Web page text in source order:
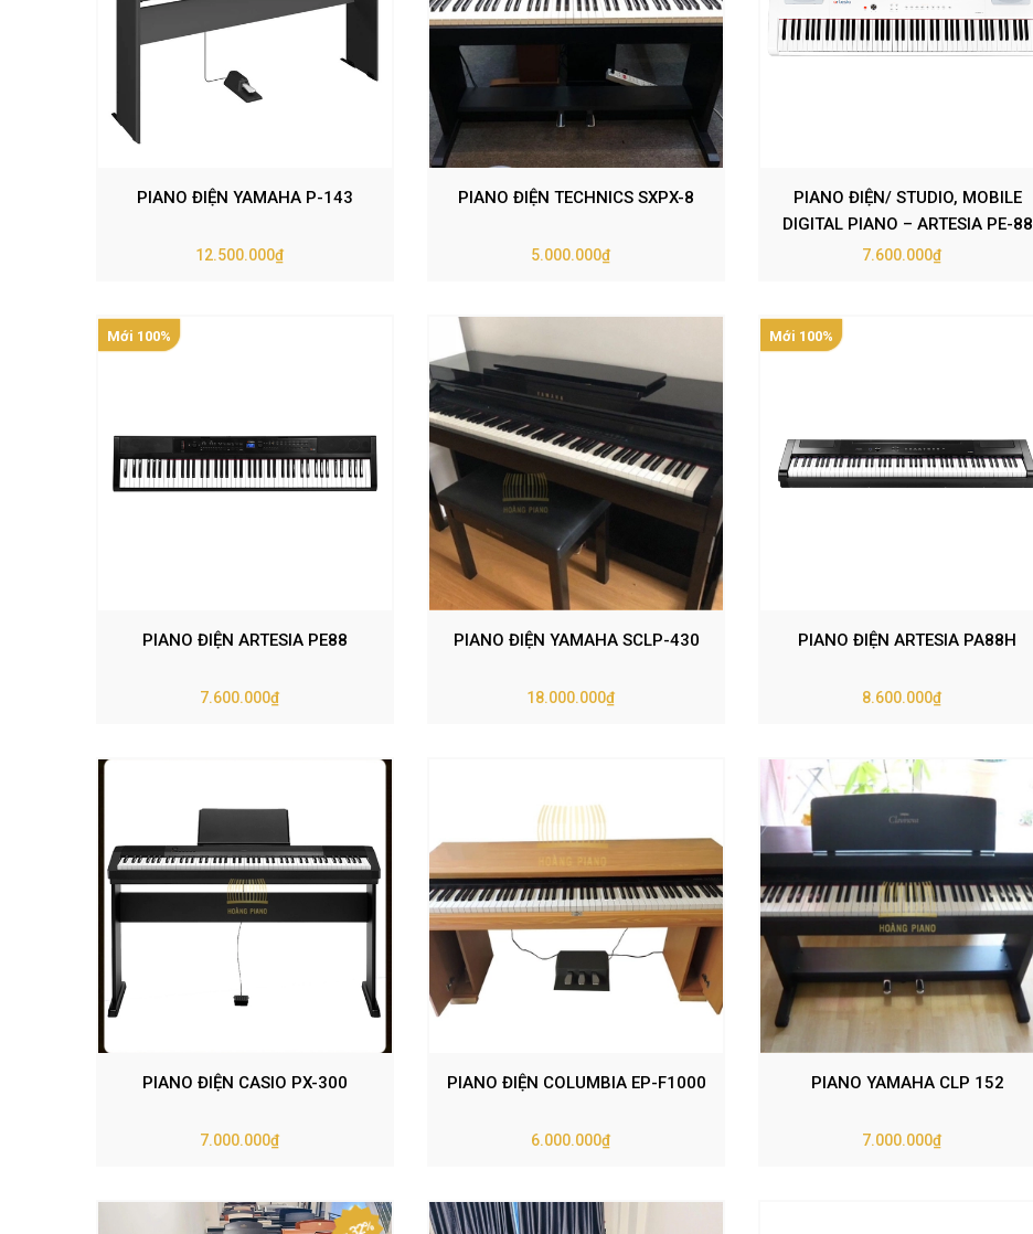
PIANO ĐIỆN YAMAHA P-143
12.500.000₫
PIANO ĐIỆN TECHNICS SXPX-8
5.000.000₫
PIANO ĐIỆN/ STUDIO, MOBILE
DIGITAL PIANO – ARTESIA PE-88
(PE88) – MÀU TRẮNG (WH)
7.600.000₫
Mới 100%
PIANO ĐIỆN ARTESIA PE88
7.600.000₫
PIANO ĐIỆN YAMAHA SCLP-430
18.000.000₫
Mới 100%
PIANO ĐIỆN ARTESIA PA88H
8.600.000₫
PIANO ĐIỆN CASIO PX-300
7.000.000₫
PIANO ĐIỆN COLUMBIA EP-F1000
6.000.000₫
PIANO YAMAHA CLP 152
7.000.000₫